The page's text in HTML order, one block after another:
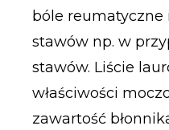
bóle reumatyczne
stawów np. w
stawów. Liście
właściwości
zawartość